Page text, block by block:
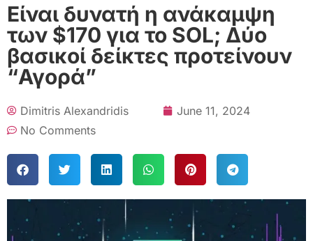
Είναι δυνατή η ανάκαμψη
των $170 για το SOL; Δύο
βασικοί δείκτες προτείνουν
“Αγορά”
Dimitris Alexandridis
June 11, 2024
No Comments